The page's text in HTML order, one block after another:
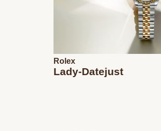
Rolex
Lady-Datejust